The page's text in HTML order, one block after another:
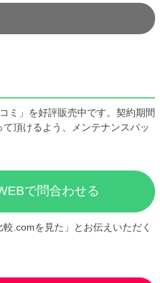
ミ」を好評販売中です。契約期間
頂けるよう、メンテナンスパッ
で問合わせる
.comを見た」とお伝えいただく